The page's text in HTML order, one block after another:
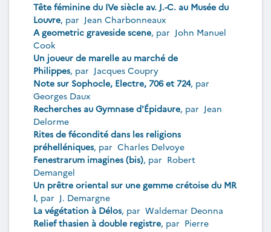
Tête féminine du IVe siècle av. J.-C. au Musée du
Louvre, par Jean Charbonneaux
A geometric graveside scene, par John Manuel
Cook
Un joueur de marelle au marché de
Philippes, par Jacques Coupry
Note sur Sophocle, Electre, 706 et 724, par
Georges Daux
Recherches au Gymnase d'Épidaure, par Jean
Delorme
Rites de fécondité dans les religions
préhelléniques, par Charles Delvoye
Fenestrarum imagines (bis), par Robert
Demangel
Un prêtre oriental sur une gemme crétoise du MR
I, par J. Demargne
La végétation à Délos, par Waldemar Deonna
Relief thasien à double registre, par Pierre